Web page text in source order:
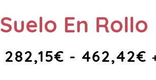
Suelo En Rollo
282,15€ - 462,42€